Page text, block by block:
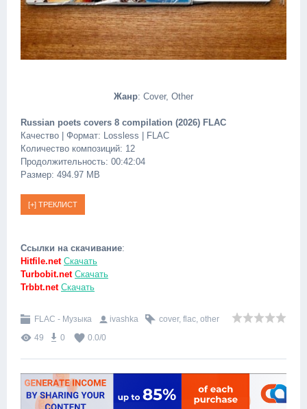
Жанр: Cover, Other
Russian poets covers 8 compilation (2026) FLAC
Качество | Формат: Lossless | FLAC
Количество композиций: 12
Продолжительность: 00:42:04
Размер: 494.97 MB
Ссылки на скачивание:
Hitfile.net Скачать
Turbobit.net Скачать
Trbbt.net Скачать
FLAC - Музыка ivashka cover, flac, other
49
0 0.0/0